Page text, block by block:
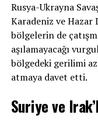
Rusya-Ukrayna
Karadeniz ve Hazar
bölgelerin de
aşılamayacağı
bölgedeki gerilimi
atmaya davet etti.
Suriye ve